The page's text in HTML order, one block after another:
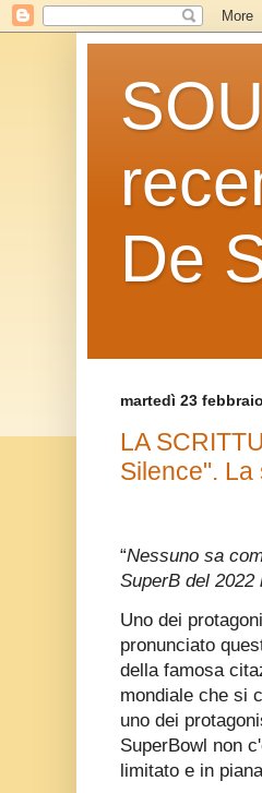
De
martedì 23
LA
Silence".
“Nessuno sa
SuperB del
Uno dei
pronunciato
della famosa
mondiale che si
uno dei
SuperBowl non
limitato e in